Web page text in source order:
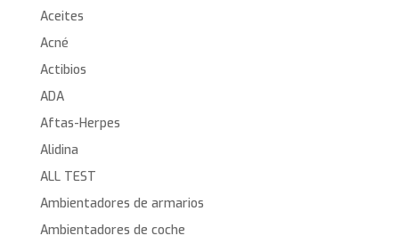
Aceites
Acné
Actibios
ADA
Aftas-Herpes
Alidina
ALL TEST
Ambientadores de armarios
Ambientadores de coche